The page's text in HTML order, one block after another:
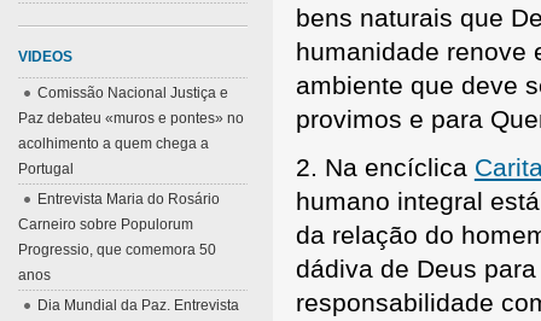
bens naturais que
humanidade renove
ambiente que deve
provimos e para
2. Na encíclica
humano integral
da relação do
dádiva de Deus
responsabilidade
VIDEOS
Comissão Nacional Justiça e
Paz debateu «muros e pontes» no
acolhimento a quem chega a
Portugal
Entrevista Maria do Rosário
Carneiro sobre Populorum
Progressio, que comemora 50
anos
Dia Mundial da Paz. Entrevista